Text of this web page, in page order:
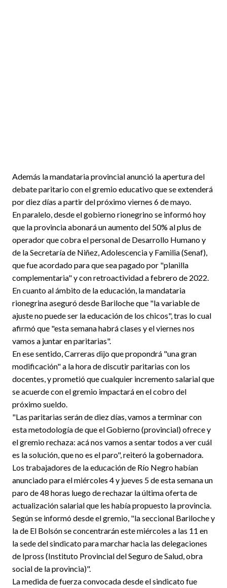
Además la mandataria provincial anunció la apertura del
debate paritario con el gremio educativo que se extenderá
por diez días a partir del próximo viernes 6 de mayo.
En paralelo, desde el gobierno rionegrino se informó hoy
que la provincia abonará un aumento del 50% al plus de
operador que cobra el personal de Desarrollo Humano y
de la Secretaría de Niñez, Adolescencia y Familia (Senaf),
que fue acordado para que sea pagado por "planilla
complementaria" y con retroactividad a febrero de 2022.
En cuanto al ámbito de la educación, la mandataria
rionegrina aseguró desde Bariloche que "la variable de
ajuste no puede ser la educación de los chicos", tras lo cual
afirmó que "esta semana habrá clases y el viernes nos
vamos a juntar en paritarias".
En ese sentido, Carreras dijo que propondrá "una gran
modificación" a la hora de discutir paritarias con los
docentes, y prometió que cualquier incremento salarial que
se acuerde con el gremio impactará en el cobro del
próximo sueldo.
"Las paritarias serán de diez días, vamos a terminar con
esta metodología de que el Gobierno (provincial) ofrece y
el gremio rechaza: acá nos vamos a sentar todos a ver cuál
es la solución, que no es el paro", reiteró la gobernadora.
Los trabajadores de la educación de Río Negro habían
anunciado para el miércoles 4 y jueves 5 de esta semana un
paro de 48 horas luego de rechazar la última oferta de
actualización salarial que les había propuesto la provincia.
Según se informó desde el gremio, "la seccional Bariloche y
la de El Bolsón se concentrarán este miércoles a las 11 en
la sede del sindicato para marchar hacia las delegaciones
de Ipross (Instituto Provincial del Seguro de Salud, obra
social de la provincia)".
La medida de fuerza convocada desde el sindicato fue